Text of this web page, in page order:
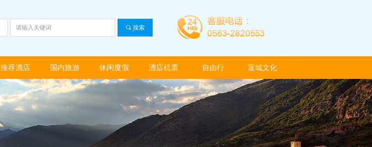
推荐酒店
推荐酒店
国内旅游
国内旅游
休闲度假 酒店机票
酒店机票
自由行
自由行
宣城文化
宣城文化
끠 搜索